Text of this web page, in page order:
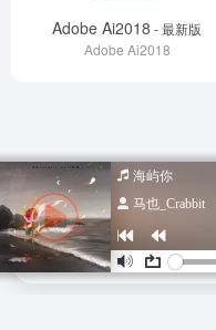
Adobe Ai2018 - 最新版
Adobe Ai2018
Copyright © 2026 设计导航汇
2022047798号
苏公网安备
海屿你
马也_Crabbit
首页